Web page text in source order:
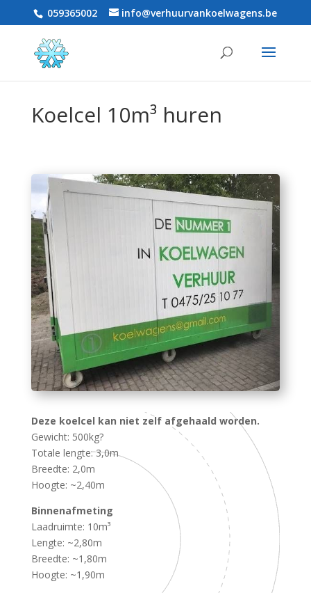
059365002 info@verhuurvankoelwagens.be
Koelcel 10m³ huren
Deze koelcel kan niet zelf afgehaald worden.
Gewicht: 500kg?
Totale lengte: 3,0m
Breedte: 2,0m
Hoogte: ~2,40m
Binnenafmeting
Laadruimte: 10m³
Lengte: ~2,80m
Breedte: ~1,80m
Hoogte: ~1,90m